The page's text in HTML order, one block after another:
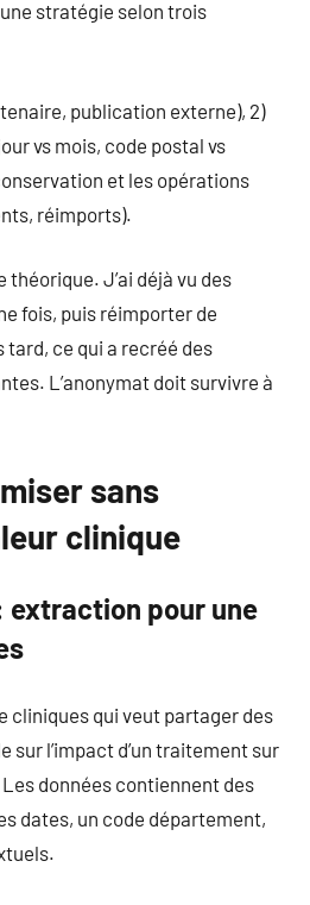
stratégie selon trois
publication externe), 2)
vs mois, code postal vs
et les opérations
réimports).
théorique. J’ai déjà vu des
fois, puis réimporter de
tard, ce qui a recréé des
L’anonymat doit survivre à
sans
clinique
extraction pour une
cliniques qui veut partager des
sur l’impact d’un traitement sur
données contiennent des
dates, un code département,